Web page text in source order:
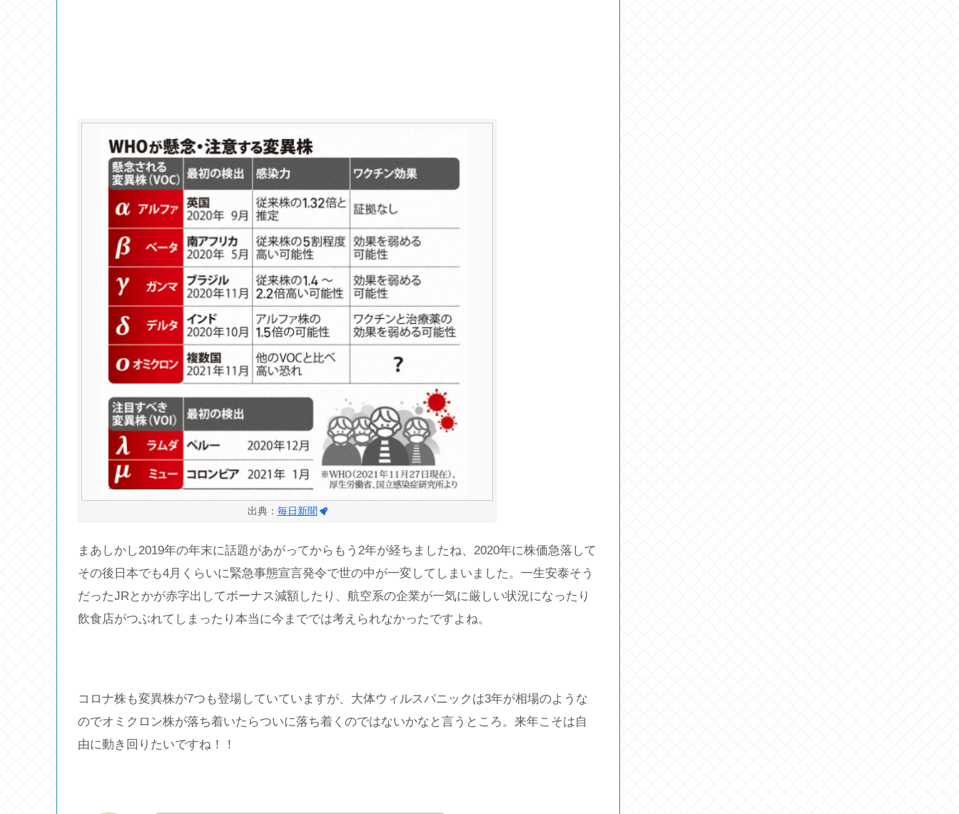
出典： 毎日新聞
まあしかし2019年の年末に話題があがってからもう2年が経ちましたね、2020年に株価急落して
その後日本でも4月くらいに緊急事態宣言発令で世の中が一変してしまいました。一生安泰そう
だったJRとかが赤字出してボーナス減額したり、航空系の企業が一気に厳しい状況になったり
飲食店がつぶれてしまったり本当に今まででは考えられなかったですよね。
コロナ株も変異株が7つも登場していていますが、大体ウィルスパニックは3年が相場のような
のでオミクロン株が落ち着いたらついに落ち着くのではないかなと言うところ。来年こそは自
由に動き回りたいですね！！